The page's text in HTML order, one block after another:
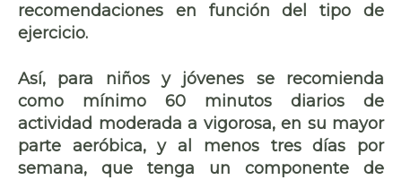
recomendaciones en función del tipo de
ejercicio.
Así, para niños y jóvenes se recomienda
como mínimo 60 minutos diarios de
actividad moderada a vigorosa, en su mayor
parte aeróbica, y al menos tres días por
semana, que tenga un componente de